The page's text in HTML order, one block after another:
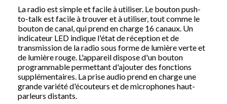
La radio est simple et facile à utiliser. Le bouton push-
to-talk est facile à trouver et à utiliser, tout comme le
bouton de canal, qui prend en charge 16 canaux. Un
indicateur LED indique l'état de réception et de
transmission de la radio sous forme de lumière verte et
de lumière rouge. L'appareil dispose d'un bouton
programmable permettant d'ajouter des fonctions
supplémentaires. La prise audio prend en charge une
grande variété d'écouteurs et de microphones haut-
parleurs distants.